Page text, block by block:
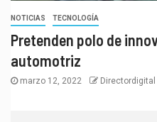
NOTICIAS TECNOLOGÍA
Pretenden polo de
automotriz
marzo 12, 2022 Directordigital